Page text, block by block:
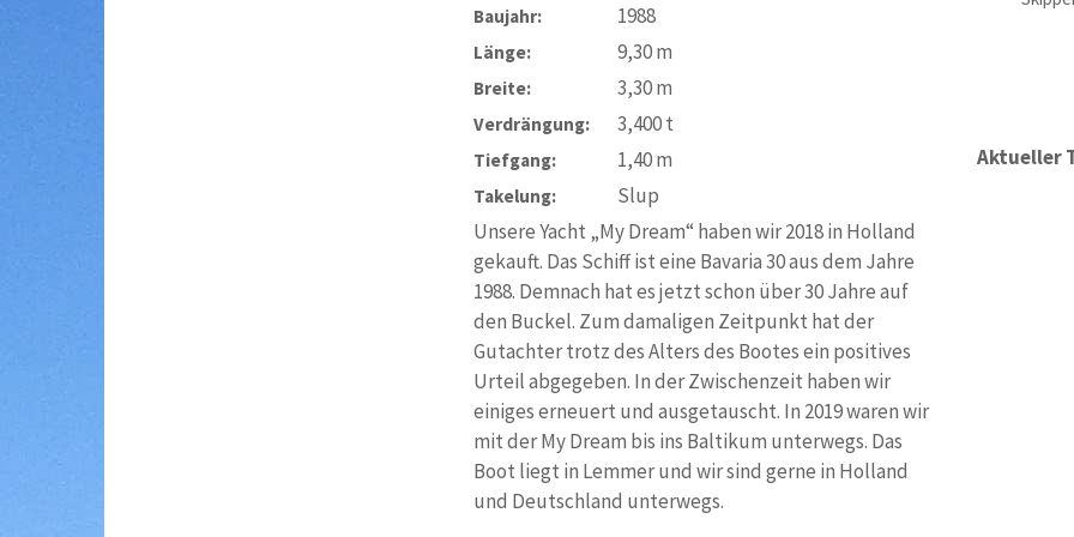
Baujahr: 1988
Länge: 9,30m
Breite: 3,30m
Verdrängung: 3,400t
Tiefgang: 1,40m
Takelung:
Slup
Unsere Yacht „My Dream“ haben wir 2018 in Holland
gekauft. Das Schiff ist eine Bavaria 30 aus dem Jahre
1988. Demnach hat es jetzt schon über 30 Jahre auf
den Buckel. Zum damaligen Zeitpunkt hat der
Gutachter trotz des Alters des Bootes ein positives
Urteil abgegeben. In der Zwischenzeit haben wir
einiges erneuert und ausgetauscht. In 2019 waren wir
mit der My Dream bis ins Baltikum unterwegs. Das
Boot liegt in Lemmer und wir sind gerne in Holland
und Deutschland unterwegs.
Aktueller